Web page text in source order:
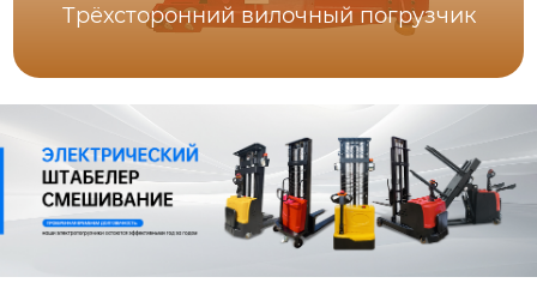
Трёхсторонний вилочный погрузчик